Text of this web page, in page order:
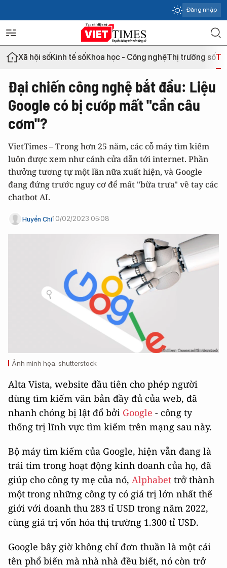
Đăng nhập
Xã hội sốKinh tế sốKhoa học - Công nghệThị trường số
Đại chiến công nghệ bắt đầu: Liệu
Google có bị cướp mất "cần câu
cơm"?
VietTimes – Trong hơn 25 năm, các cỗ máy tìm kiếm
luôn được xem như cánh cửa dẫn tới internet. Phần
thưởng tương tự một lần nữa xuất hiện, và Google
đang đứng trước nguy cơ để mất "bữa trưa" về tay các
chatbot AI.
Huyền Chi10/02/2023 05:08
Ảnh minh họa: shutterstock
Alta Vista, website đầu tiên cho phép người
dùng tìm kiếm văn bản đầy đủ của web, đã
nhanh chóng bị lật đổ bởi Google - công ty
thống trị lĩnh vực tìm kiếm trên mạng sau này.
Bộ máy tìm kiếm của Google, hiện vẫn đang là
trái tim trong hoạt động kinh doanh của họ, đã
giúp cho công ty mẹ của nó, Alphabet trở thành
một trong những công ty có giá trị lớn nhất thế
giới với doanh thu 283 tỉ USD trong năm 2022,
cùng giá trị vốn hóa thị trường 1.300 tỉ USD.
Google bây giờ không chỉ đơn thuần là một cái
tên phổ biến mà nhà nhà đều biết, nó còn trở